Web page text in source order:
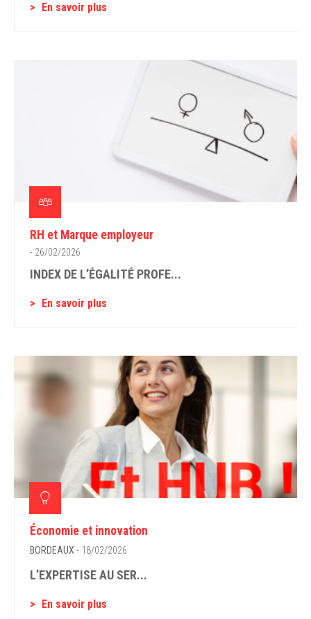
En savoir plus
RH et Marque employeur
- 26/02/2026
INDEX DE L’ÉGALITÉ PROFE...
En savoir plus
Économie et innovation
BORDEAUX - 18/02/2026
L’EXPERTISE AU SER...
En savoir plus